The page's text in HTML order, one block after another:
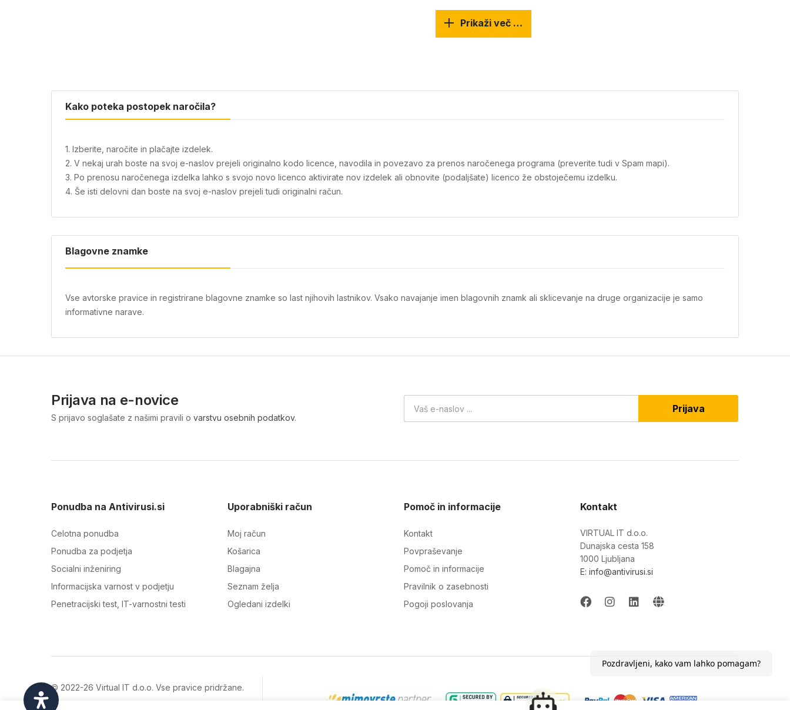
Prikaži več …
Kako poteka postopek naročila?
1. Izberite, naročite in plačajte izdelek.
2. V nekaj urah boste na svoj e-naslov prejeli originalno kodo licence, navodila in povezavo za prenos naročenega programa (preverite tudi v Spam mapi).
3. Po prenosu naročenega izdelka lahko s svojo novo licenco aktivirate nov izdelek ali obnovite (podaljšate) licenco že obstoječemu izdelku.
4. Še isti delovni dan boste na svoj e-naslov prejeli tudi originalni račun.
Blagovne znamke
Vse avtorske pravice in registrirane blagovne znamke so last njihovih lastnikov. Vsako navajanje imen blagovnih znamk ali sklicevanje na druge organizacije je samo
informativne narave.
Prijava na e-novice
S prijavo soglašate z našimi pravili o varstvu osebnih podatkov.
Prijava
Ponudba na Antivirusi.si
Celotna ponudba
Ponudba za podjetja
Socialni inženiring
Informacijska varnost v podjetju
Penetracijski test, IT-varnostni testi
Uporabniški račun
Moj račun
Košarica
Blagajna
Seznam želja
Ogledani izdelki
Pomoč in informacije
Kontakt
Povpraševanje
Pomoč in informacije
Pravilnik o zasebnosti
Pogoji poslovanja
Kontakt
VIRTUAL IT d.o.o.
Dunajska cesta 158
1000 Ljubljana
E: info@antivirusi.si
© 2022-26 Virtual IT d.o.o. Vse pravice pridržane.
Pozdravljeni, kako vam lahko pomagam?